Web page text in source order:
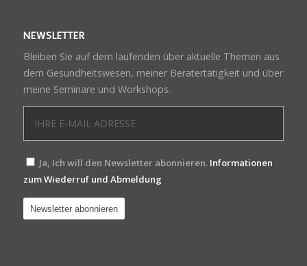
NEWSLETTER
Bleiben Sie auf dem laufenden über aktuelle Themen aus
dem Gesundheitswesen, meiner Beratertätigkeit und über
meine Seminare und Workshops.
Ja, Ich will den Newsletter abonnieren. Informationen
zum Wiederruf und Abmeldung